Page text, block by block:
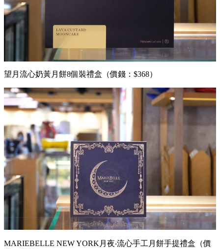
望月流心奶黃月餅8個裝禮盒（價錢：$368）
MARIEBELLE NEW YORK月夜‧流心手工月餅手提禮盒（價